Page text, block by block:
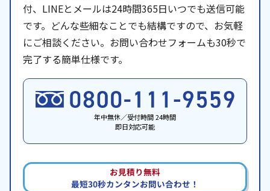
付、LINEとメールは24時間365日いつでも送信可能
です。どんな些細なことでも結構ですので、お気軽
にご相談ください。お問い合わせフォームも30秒で
完了する簡単仕様です。
年中無休／受付時間 24時間
即日対応可能
お見積り無料
最短30秒カンタンお問い合わせ！